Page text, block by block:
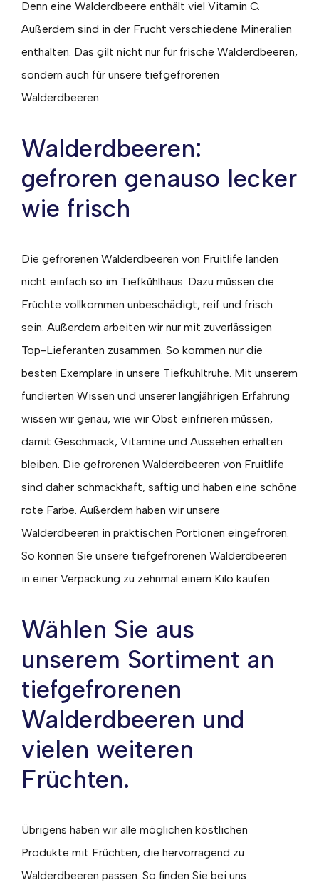
Denn eine Walderdbeere enthält viel Vitamin C.
Außerdem sind in der Frucht verschiedene Mineralien
enthalten. Das gilt nicht nur für frische Walderdbeeren,
sondern auch für unsere tiefgefrorenen
Walderdbeeren.
Walderdbeeren:
gefroren genauso lecker
wie frisch
Die gefrorenen Walderdbeeren von Fruitlife landen
nicht einfach so im Tiefkühlhaus. Dazu müssen die
Früchte vollkommen unbeschädigt, reif und frisch
sein. Außerdem arbeiten wir nur mit zuverlässigen
Top-Lieferanten zusammen. So kommen nur die
besten Exemplare in unsere Tiefkühltruhe. Mit unserem
fundierten Wissen und unserer langjährigen Erfahrung
wissen wir genau, wie wir Obst einfrieren müssen,
damit Geschmack, Vitamine und Aussehen erhalten
bleiben. Die gefrorenen Walderdbeeren von Fruitlife
sind daher schmackhaft, saftig und haben eine schöne
rote Farbe. Außerdem haben wir unsere
Walderdbeeren in praktischen Portionen eingefroren.
So können Sie unsere tiefgefrorenen Walderdbeeren
in einer Verpackung zu zehnmal einem Kilo kaufen.
Wählen Sie aus
unserem Sortiment an
tiefgefrorenen
Walderdbeeren und
vielen weiteren
Früchten.
Übrigens haben wir alle möglichen köstlichen
Produkte mit Früchten, die hervorragend zu
Walderdbeeren passen. So finden Sie bei uns